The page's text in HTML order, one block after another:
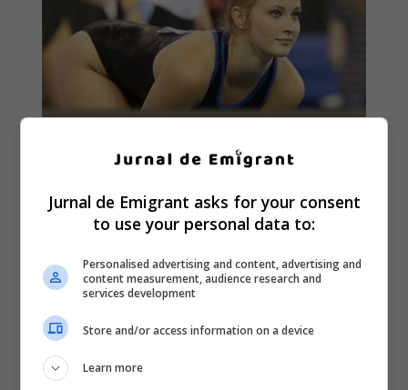
Jurnal de Emigrant asks for your consent
to use your personal data to:
Personalised advertising and content, advertising and
content measurement, audience research and
services development
Store and/or access information on a device
Learn more